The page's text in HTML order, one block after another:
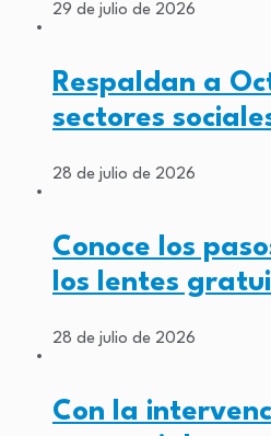
29 de julio de 2026
Respaldan a
sectores
28 de julio de 2026
Conoce los
los lentes
28 de julio de 2026
Con la